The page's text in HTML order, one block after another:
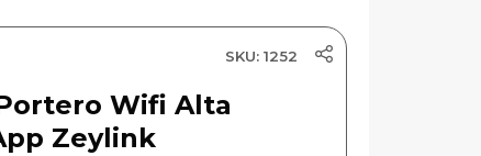
SKU: 1252
Wifi Alta
Zeylink